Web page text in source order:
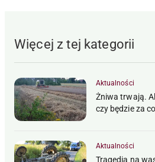
Więcej z tej kategorii
Aktualności
Żniwa trwają.
czy będzie za
Aktualności
Tragedia na